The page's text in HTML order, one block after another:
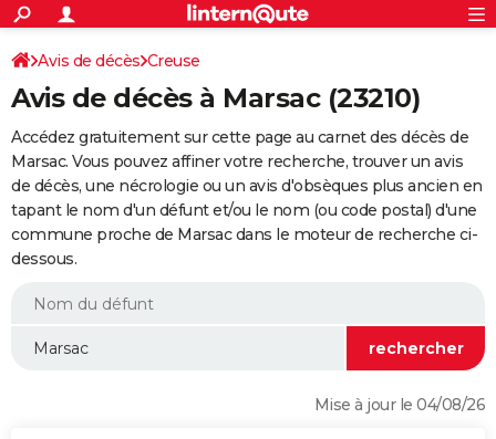
ACTUALITÉS
Politique
Société
Faits Divers
Education
Monde
Villes
+
SPORT
Coupe du monde 2026
Football
Tennis
Cyclisme
Rugby
Forum
Programme TV
TNTStreaming
Cinéma
Sorties cinéma
Musique
+
FINANCE
Retraite
Epargne
Immobilier
Risques naturels par ville
Assurance
AUTO
Essais
Réserver un essai
Citadines
Berlines
SUV
Forum auto
+
HIGH-TECH
BRICOLAGE
WEEK-END
Avis de décès Creuse
Avis de décès à Marsac (23210)
Accédez gratuitement sur cette page au carnet des décès de
Marsac. Vous pouvez affiner votre recherche, trouver un avis
de décès, une nécrologie ou un avis d'obsèques plus ancien en
tapant le nom d'un défunt et/ou le nom (ou code postal) d'une
commune proche de Marsac dans le moteur de recherche ci-
dessous.
Mise à jour le 04/08/26